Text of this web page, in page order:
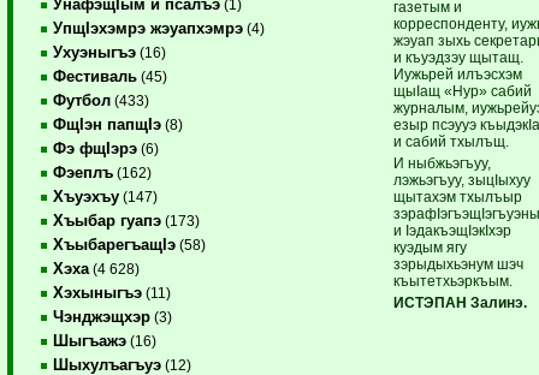
УнафэщIым и псалъэ (1)
УпщIэхэмрэ жэуапхэмрэ (4)
Ухуэныгъэ (16)
Фестиваль (45)
Футбол (433)
ФщIэн папщIэ (8)
Фэ фщIэрэ (6)
Фэеплъ (162)
Хъуэхъу (147)
Хъыбар гуапэ (173)
ХъыбарегъащIэ (58)
Хэха (4 628)
Хэхыныгъэ (11)
Чэнджэщхэр (3)
Шыгъажэ (16)
Шыхулъагъуэ (12)
газетым и
корреспонденту,
жэуап зыхь
и къуэдзэу щытащ.
Иужьрей илъэсхэм
щыIащ «Нур» сабий
журналым,
езыр псэууэ
и сабий тхылъщ.
И ныбжьэгъуу,
лэжьэгъуу, зыцIыхуу
щытахэм тхылъыр
и IэдакъэщIэкIхэр
куэдым ягу
зэрыдыхьэнум шэч
къытетхьэркъым.
ИСТЭПАН Залинэ.